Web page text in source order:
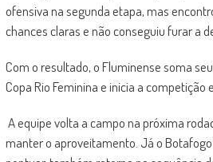
ofensiva na segunda etapa, mas
chances claras e não conseguiu furar a
Com o resultado, o Fluminense soma
Copa Rio Feminina e inicia a competição
A equipe volta a campo na próxima
manter o aproveitamento. Já o